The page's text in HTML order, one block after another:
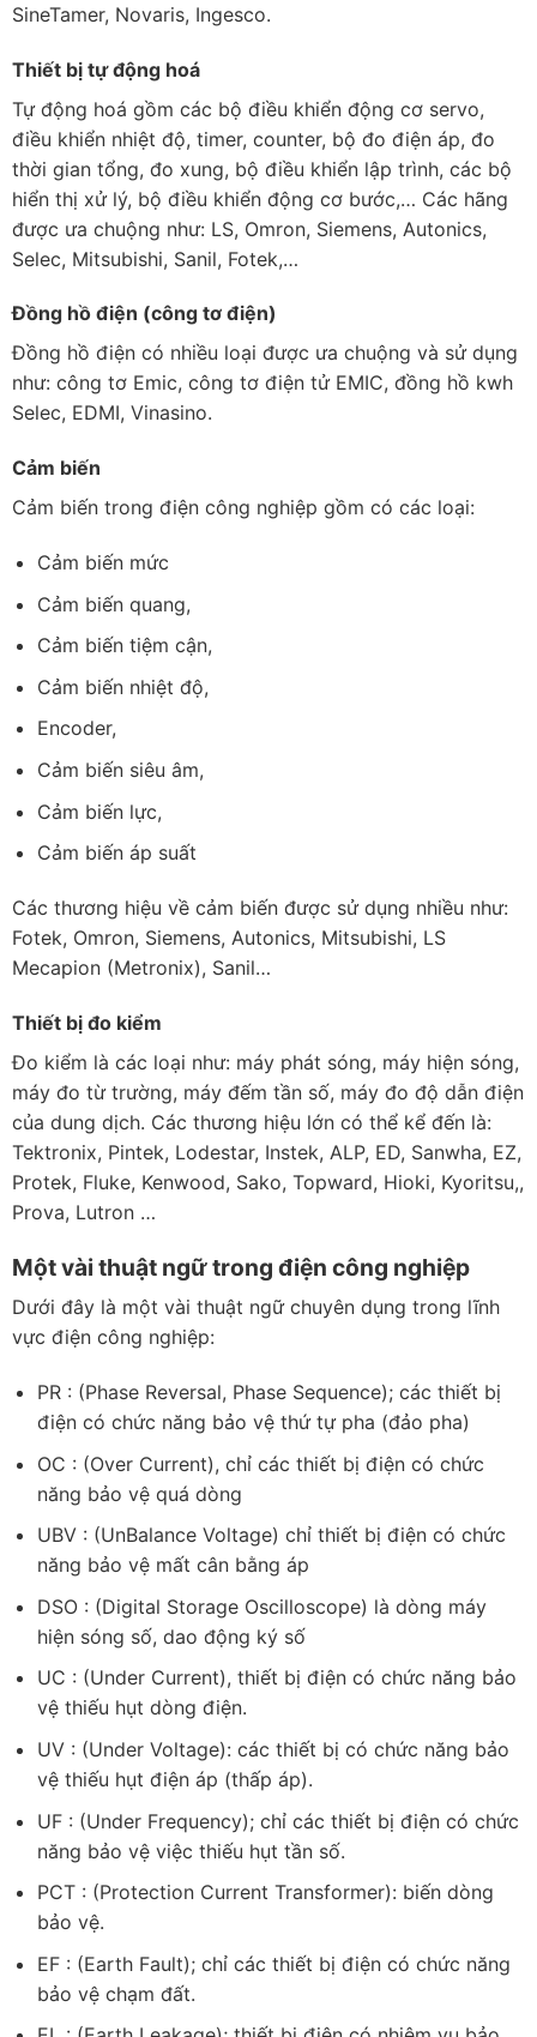
SineTamer, Novaris, Ingesco.
Thiết bị tự động hoá
Tự động hoá gồm các bộ điều khiển động cơ servo,
điều khiển nhiệt độ, timer, counter, bộ đo điện áp, đo
thời gian tổng, đo xung, bộ điều khiển lập trình, các bộ
hiển thị xử lý, bộ điều khiển động cơ bước,… Các hãng
được ưa chuộng như: LS, Omron, Siemens, Autonics,
Selec, Mitsubishi, Sanil, Fotek,…
Đồng hồ điện (công tơ điện)
Đồng hồ điện có nhiều loại được ưa chuộng và sử dụng
như: công tơ Emic, công tơ điện tử EMIC, đồng hồ kwh
Selec, EDMI, Vinasino.
Cảm biến
Cảm biến trong điện công nghiệp gồm có các loại:
Cảm biến mức
Cảm biến quang,
Cảm biến tiệm cận,
Cảm biến nhiệt độ,
Encoder,
Cảm biến siêu âm,
Cảm biến lực,
Cảm biến áp suất
Các thương hiệu về cảm biến được sử dụng nhiều như:
Fotek, Omron, Siemens, Autonics, Mitsubishi, LS
Mecapion (Metronix), Sanil…
Thiết bị đo kiểm
Đo kiểm là các loại như: máy phát sóng, máy hiện sóng,
máy đo từ trường, máy đếm tần số, máy đo độ dẫn điện
của dung dịch. Các thương hiệu lớn có thể kể đến là:
Tektronix, Pintek, Lodestar, Instek, ALP, ED, Sanwha, EZ,
Protek, Fluke, Kenwood, Sako, Topward, Hioki, Kyoritsu,,
Prova, Lutron …
Một vài thuật ngữ trong điện công nghiệp
Dưới đây là một vài thuật ngữ chuyên dụng trong lĩnh
vực điện công nghiệp:
PR : (Phase Reversal, Phase Sequence); các thiết bị
điện có chức năng bảo vệ thứ tự pha (đảo pha)
OC : (Over Current), chỉ các thiết bị điện có chức
năng bảo vệ quá dòng
UBV : (UnBalance Voltage) chỉ thiết bị điện có chức
năng bảo vệ mất cân bằng áp
DSO : (Digital Storage Oscilloscope) là dòng máy
hiện sóng số, dao động ký số
UC : (Under Current), thiết bị điện có chức năng bảo
vệ thiếu hụt dòng điện.
UV : (Under Voltage): các thiết bị có chức năng bảo
vệ thiếu hụt điện áp (thấp áp).
UF : (Under Frequency); chỉ các thiết bị điện có chức
năng bảo vệ việc thiếu hụt tần số.
PCT : (Protection Current Transformer): biến dòng
bảo vệ.
EF : (Earth Fault); chỉ các thiết bị điện có chức năng
bảo vệ chạm đất.